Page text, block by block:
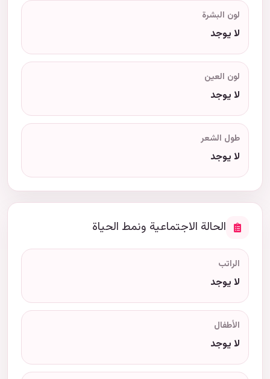
لون البشرة
لا يوجد
لون العين
لا يوجد
طول الشعر
لا يوجد
الحالة الاجتماعية ونمط الحياة
الراتب
لا يوجد
الأطفال
لا يوجد